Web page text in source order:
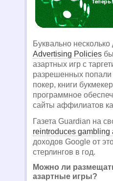
Буквально
Advertising Policies
азартных игр с
разрешенных попали
покер, книги
программное
сайты аффилиатов
Газета Guardian на
reintroduces gambling
доходов Google от
стерлингов в год.
Можно ли
азартные игры?